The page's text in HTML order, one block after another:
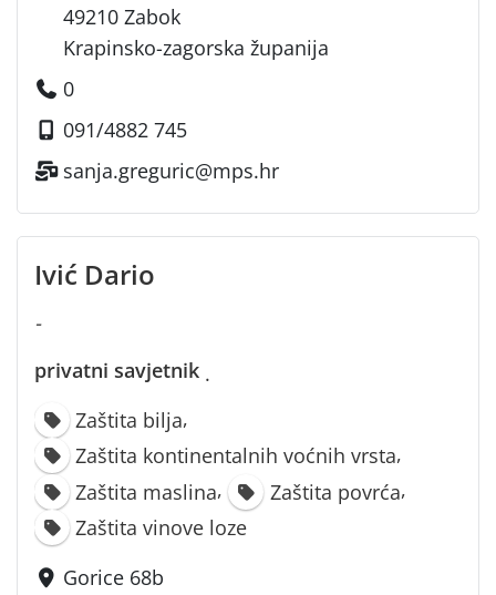
49210 Zabok
Krapinsko-zagorska županija
0
091/4882 745
sanja.greguric@mps.hr
Ivić Dario
-
privatni savjetnik ·
Zaštita bilja,
Zaštita kontinentalnih voćnih vrsta,
Zaštita maslina, Zaštita povrća,
Zaštita vinove loze
Gorice 68b